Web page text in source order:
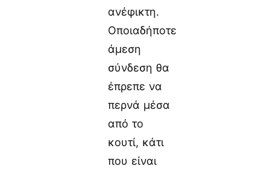
ανέφικτη.
Οποιαδήποτε
άμεση
σύνδεση θα
έπρεπε να
περνά μέσα
από το
κουτί, κάτι
που είναι